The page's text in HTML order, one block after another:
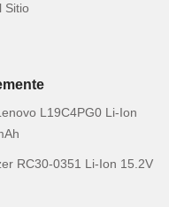
Sitio
L19C4PG0 Li-Ion
RC30-0351 Li-Ion 15.2V